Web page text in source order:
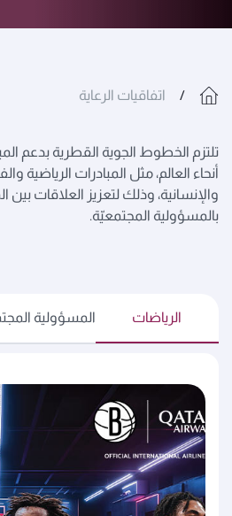
اتفاقيات الرعاية
تلتزم الخطوط الجوية القطرية بدعم
أنحاء العالم، مثل المبادرات الرياضية
والإنسانية، وذلك لتعزيز العلاقات
بالمسؤولية المجتمعيّة.
الرياضات المسؤولية